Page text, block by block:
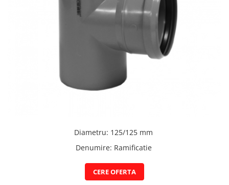
Scurgere-Accesorii
Diametru: 125/125 mm
Denumire: Ramificatie
CERE OFERTA